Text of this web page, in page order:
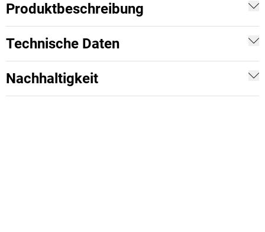
Produktbeschreibung
Technische Daten
Nachhaltigkeit